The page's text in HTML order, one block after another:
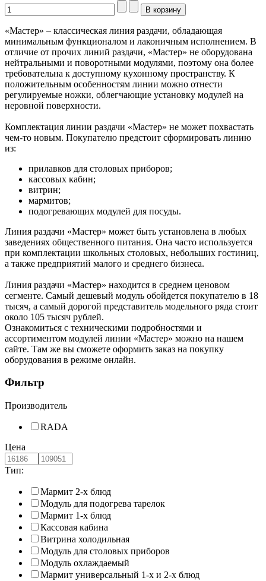
«Мастер» – классическая линия раздачи, обладающая
минимальным функционалом и лаконичным исполнением. В
отличие от прочих линий раздачи, «Мастер» не оборудована
нейтральными и поворотными модулями, поэтому она более
требовательна к доступному кухонному пространству. К
положительным особенностям линии можно отнести
регулируемые ножки, облегчающие установку модулей на
неровной поверхности.
Комплектация линии раздачи «Мастер» не может похвастать
чем-то новым. Покупателю предстоит сформировать линию
из:
прилавков для столовых приборов;
кассовых кабин;
витрин;
мармитов;
подогревающих модулей для посуды.
Линия раздачи «Мастер» может быть установлена в любых
заведениях общественного питания. Она часто используется
при комплектации школьных столовых, небольших гостиниц,
а также предприятий малого и среднего бизнеса.
Линия раздачи «Мастер» находится в среднем ценовом
сегменте. Самый дешевый модуль обойдется покупателю в 18
тысяч, а самый дорогой представитель модельного ряда стоит
около 105 тысяч рублей.
Ознакомиться с техническими подробностями и
ассортиментом модулей линии «Мастер» можно на нашем
сайте. Там же вы сможете оформить заказ на покупку
оборудования в режиме онлайн.
Фильтр
Производитель
RADA
Цена
Тип:
Мармит 2-х блюд
Модуль для подогрева тарелок
Мармит 1-х блюд
Кассовая кабина
Витрина холодильная
Модуль для столовых приборов
Модуль охлаждаемый
Мармит универсальный 1-х и 2-х блюд